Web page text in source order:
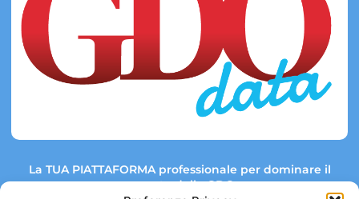
La TUA PIATTAFORMA professionale per dominare il
mercato della GDO.